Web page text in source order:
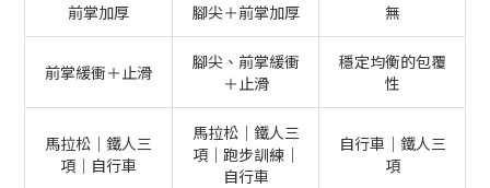
前掌加厚 腳尖＋前掌加厚 無
前掌緩衝＋止滑
腳尖、前掌緩衝
＋止滑
穩定均衡的包覆
性
馬拉松｜鐵人三
項｜自行車
馬拉松｜鐵人三
項｜跑步訓練｜
自行車
自行車｜鐵人三
項